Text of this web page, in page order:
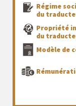
Régime
du
Propriété
du
Modèle de